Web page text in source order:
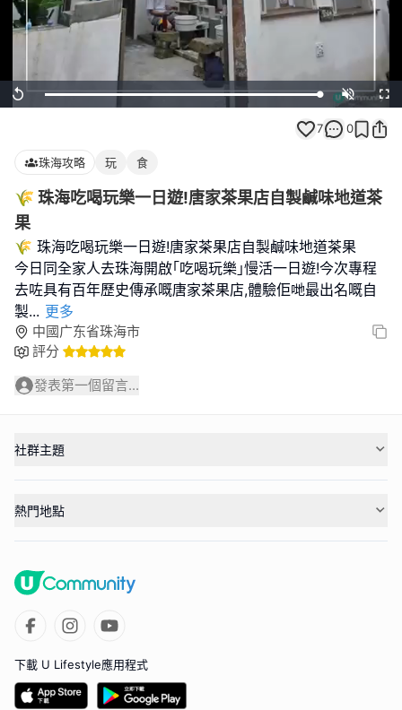
Replay Loaded:
100.00%
Unmute
7 0
珠海攻略 玩 食
🌾 珠海吃喝玩樂一日遊!唐家茶果店自製鹹味地道茶
果
🌾 珠海吃喝玩樂一日遊!唐家茶果店自製鹹味地道茶果
今日同全家人去珠海開啟｢吃喝玩樂｣慢活一日遊!今次專程
去咗具有百年歷史傳承嘅唐家茶果店,體驗佢哋最出名嘅自
製... 更多
中國广东省珠海市
評分
發表第一個留言...
社群主題
熱門地點
下載 U Lifestyle應用程式